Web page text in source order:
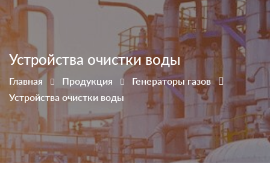
Устройства очистки воды
Главная Продукция
Генераторы газов
Устройства очистки воды